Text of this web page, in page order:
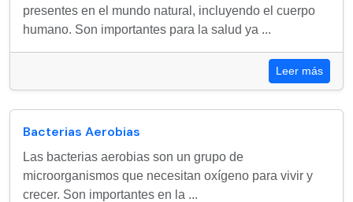
presentes en el mundo natural, incluyendo el cuerpo
humano. Son importantes para la salud ya ...
Leer más
Bacterias Aerobias
Las bacterias aerobias son un grupo de
microorganismos que necesitan oxígeno para vivir y
crecer. Son importantes en la ...